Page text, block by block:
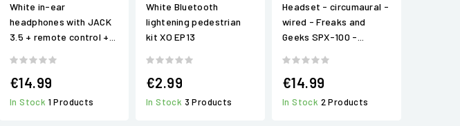
White in-ear
headphones with JACK
3.5 + remote control +...
€14.99
In Stock 1 Products
White Bluetooth
lightening pedestrian
kit XO EP13
€2.99
In Stock 3 Products
Headset - circumaural -
wired - Freaks and
Geeks SPX-100 -...
€14.99
In Stock 2 Products